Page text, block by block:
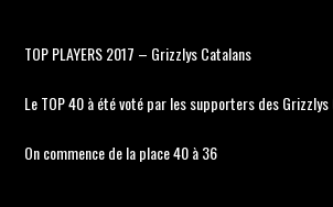
TOP PLAYERS 2017 – Grizzlys Catalans
Le TOP 40 à été voté par les supporters des
On commence de la place 40 à 36